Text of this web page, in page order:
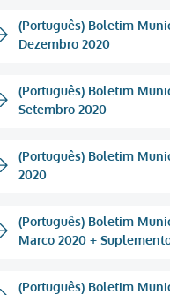
(Português) Boletim
Dezembro 2020
(Português) Boletim
Setembro 2020
(Português) Boletim
2020
(Português) Boletim
Março 2020 +
(Português) Boletim